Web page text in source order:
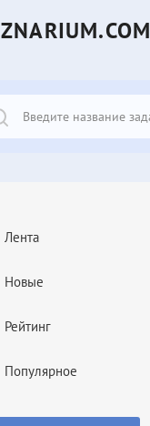
ZNARIUM.COM
Лента
Новые
Рейтинг
Популярное